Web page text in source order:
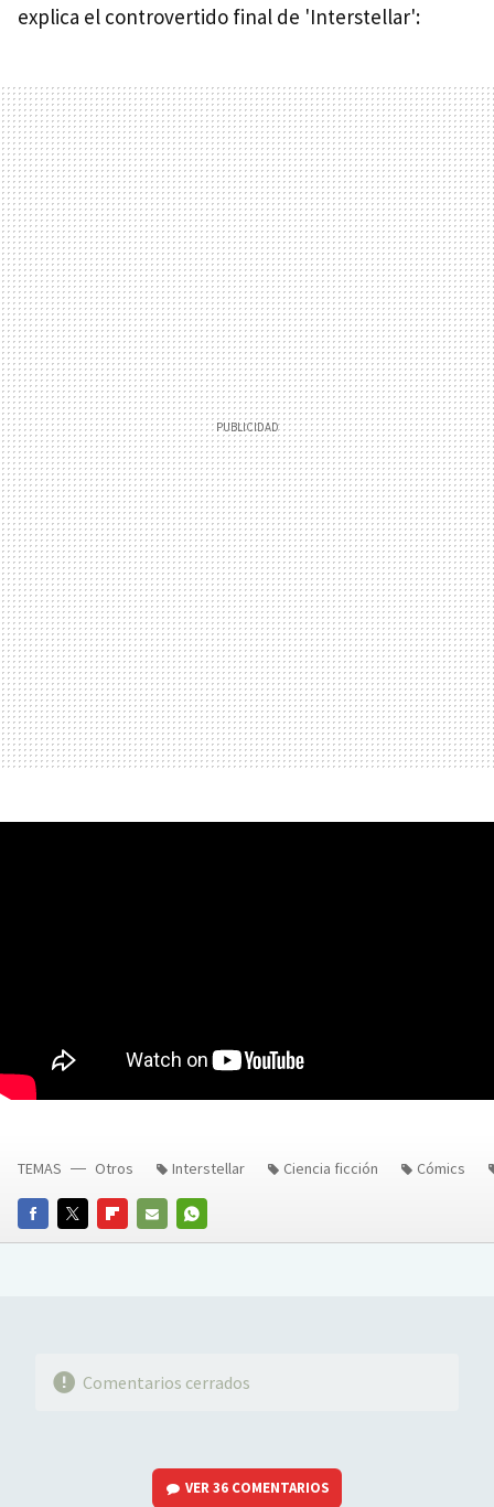
explica el controvertido final de 'Interstellar':
FACEBOOKTWITTERFLIPBOARD
E-
WHATSAPP
TEMAS Otros Interstellar Ciencia ficción Cómics
Comentarios cerrados
VER36 COMENTARIOS